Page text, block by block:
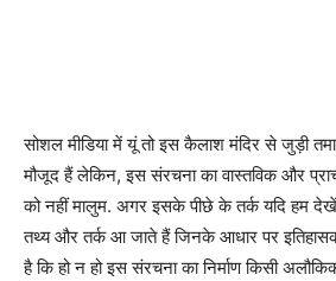
सोशल मीडिया में यूं तो इस कैलाश मंदिर से जुड़ी
मौजूद हैं लेकिन, इस संरचना का वास्तविक और
को नहीं मालुम. अगर इसके पीछे के तर्क यदि हम देखें
तथ्य और तर्क आ जाते हैं जिनके आधार पर
है कि हो न हो इस संरचना का निर्माण किसी अलौकिक